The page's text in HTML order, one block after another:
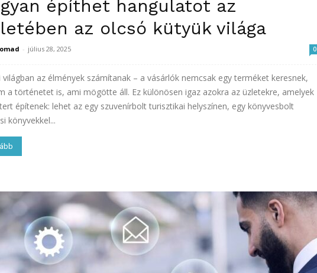
építhet hangulatot az
az olcsó kütyük világa
- július 28, 2025 0
világban az élmények számítanak – a vásárlók nemcsak egy terméket keresnek,
a történetet is, ami mögötte áll. Ez különösen igaz azokra az üzletekre, amelyek
építenek: lehet az egy szuvenírbolt turisztikai helyszínen, egy könyvesbolt
könyvekkel...